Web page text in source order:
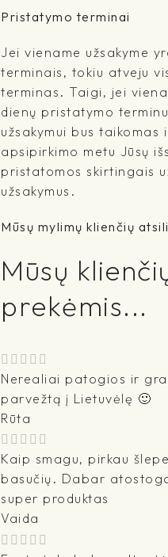
Pristatymo terminai
Jei viename užsakyme
terminais, tokiu atveju
terminas. Taigi, jei
dienų pristatymo
užsakymui bus
apsipirkimo metu Jūsų
pristatomos skirtingais
užsakymus.
Mūsų mylimų klienčių
Mūsų
prekėmis...
Nerealiai patogios ir
parvežtą į Lietuvėlę 🙂
Rūta
Kaip smagu, pirkau
basučių. Dabar
super produktas
Vaida